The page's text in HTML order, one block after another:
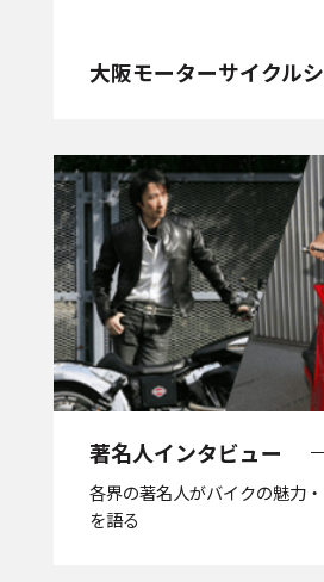
大阪モーターサイクル
著名人インタビュー
各界の著名人がバイクの魅力
を語る